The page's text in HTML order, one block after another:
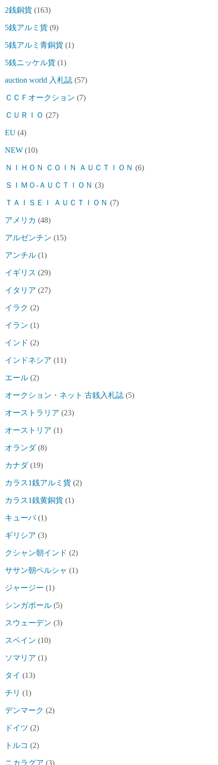
2銭銅貨 (163)
5銭アルミ貨 (9)
5銭アルミ青銅貨 (1)
5銭ニッケル貨 (1)
auction world 入札誌 (57)
ＣＣＦオークション (7)
ＣＵＲＩＯ (27)
EU (4)
NEW (10)
ＮＩＨＯＮ ＣＯＩＮ ＡＵＣＴＩＯＮ (6)
ＳＩＭＯ-ＡＵＣＴＩＯＮ (3)
ＴＡＩＳＥＩ ＡＵＣＴＩＯＮ (7)
アメリカ (48)
アルゼンチン (15)
アンチル (1)
イギリス (29)
イタリア (27)
イラク (2)
イラン (1)
インド (2)
インドネシア (11)
エール (2)
オークション・ネット 古銭入札誌 (5)
オーストラリア (23)
オーストリア (1)
オランダ(8)
カナダ(19)
カラス1銭アルミ貨 (2)
カラス1銭黄銅貨 (1)
キューバ(1)
ギリシア (3)
クシャン朝インド (2)
ササン朝ペルシャ (1)
ジャージー (1)
シンガポール (5)
スウェーデン (3)
スペイン (10)
ソマリア (1)
タイ (13)
チリ (1)
デンマーク (2)
ドイツ (2)
トルコ (2)
ニカラグア (3)